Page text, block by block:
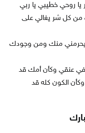
يا روحي خطيبي يا ربي
كل شر يغالي على
يحرمني منك ومن وجودك
عنقي وكأن أمك قد
الكون كله قد